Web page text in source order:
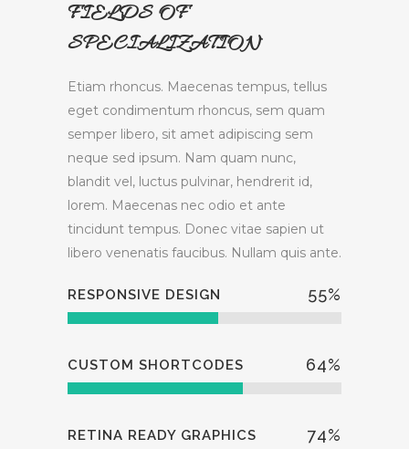
FIELDS OF
SPECIALIZATION
Etiam rhoncus. Maecenas tempus, tellus
eget condimentum rhoncus, sem quam
semper libero, sit amet adipiscing sem
neque sed ipsum. Nam quam nunc,
blandit vel, luctus pulvinar, hendrerit id,
lorem. Maecenas nec odio et ante
tincidunt tempus. Donec vitae sapien ut
libero venenatis faucibus. Nullam quis ante.
RESPONSIVE DESIGN 55%
CUSTOM SHORTCODES 64%
RETINA READY GRAPHICS 74%